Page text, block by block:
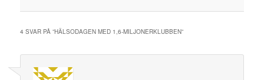
4 SVAR PÅ ”HÄLSODAGEN MED 1,6-MILJONERKLUBBEN”